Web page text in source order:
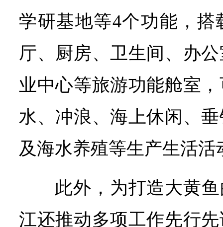
学研基地等4个功能，
厅、厨房、卫生间、办
业中心等旅游功能舱室
水、冲浪、海上休闲、
及海水养殖等生产生活
此外，为打造大黄
江还推动多项工作先行